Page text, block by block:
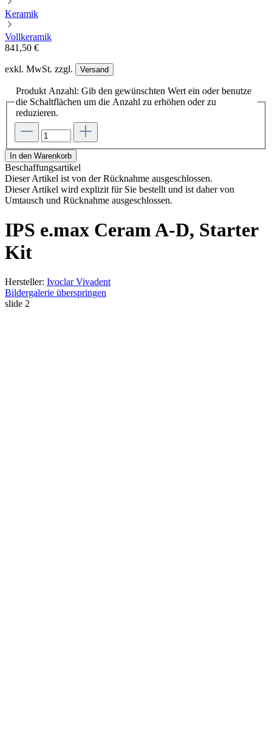
Keramik
Vollkeramik
841,50 €
exkl. MwSt. zzgl. Versand
Produkt Anzahl: Gib den gewünschten Wert ein oder benutze
die Schaltflächen um die Anzahl zu erhöhen oder zu
reduzieren.
In den Warenkorb
Beschaffungsartikel
Dieser Artikel ist von der Rücknahme ausgeschlossen.
Dieser Artikel wird explizit für Sie bestellt und ist daher von
Umtausch und Rücknahme ausgeschlossen.
IPS e.max Ceram A-D, Starter
Kit
Hersteller: Ivoclar Vivadent
Bildergalerie überspringen
slide 2